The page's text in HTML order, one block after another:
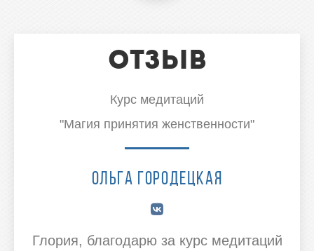
Отзыв
Курс медитаций
"Магия принятия женственности"
Ольга Городецкая
Глория, благодарю за курс медитаций